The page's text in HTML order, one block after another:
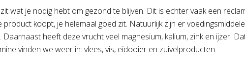
wat je nodig hebt om gezond te blijven. Dit is echter vaak een
koopt, je helemaal goed zit. Natuurlijk zijn er
Daarnaast heeft deze vrucht veel magnesium, kalium, zink en ijzer.
vinden we weer in: vlees, vis, eidooier en zuivelproducten.